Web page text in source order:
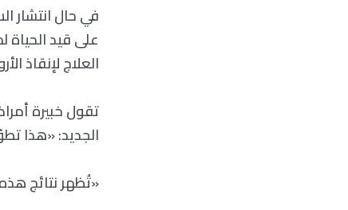
في حال انتشار
العلاج لإنقاذ
تقول خبيرة
الجديد: «هذا
«تُظهر نتائج